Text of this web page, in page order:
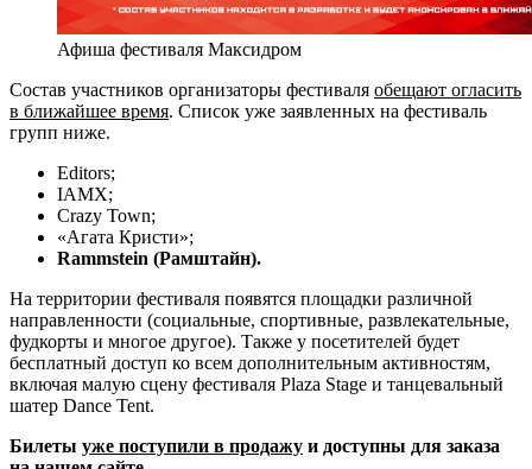
Афиша фестиваля Максидром
Состав участников организаторы фестиваля обещают огласить
в ближайшее время. Список уже заявленных на фестиваль
групп ниже.
Editors;
IAMX;
Сrazy Town;
«Агата Кристи»;
Rammstein (Рамштайн).
На территории фестиваля появятся площадки различной
направленности (социальные, спортивные, развлекательные,
фудкорты и многое другое). Также у посетителей будет
бесплатный доступ ко всем дополнительным активностям,
включая малую сцену фестиваля Plaza Stage и танцевальный
шатер Dance Tent.
Билеты уже поступили в продажу и доступны для заказа